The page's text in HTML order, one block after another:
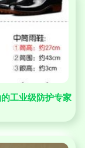
工业级防护专家